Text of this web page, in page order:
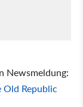
Newsmeldung:
Republic